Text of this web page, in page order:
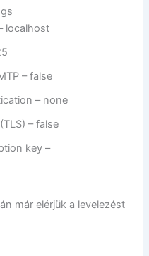
localhost
– false
– none
– false
key –
már elérjük a levelezést